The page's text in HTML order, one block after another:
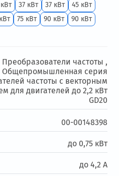
37 кВт 37 кВт
45 кВт
75 кВт 90 кВт
90 кВт
Преобразователи частоты ,
Общепромышленная серия
частоты с векторным
для двигателей до 2,2 кВт
GD20
00-00148398
до 0,75 кВт
до 4,2 А